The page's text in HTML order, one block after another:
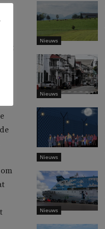
Nieuws
Nieuws
Nieuws
Nieuws